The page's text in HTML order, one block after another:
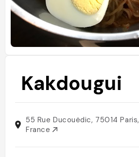
Kakdougui
55 Rue Ducouëdic, 75014 Paris,
France